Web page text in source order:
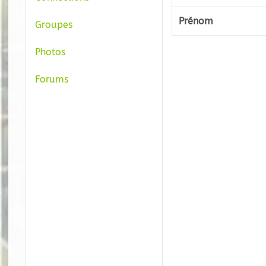
Groupes
Photos
Forums
Prénom